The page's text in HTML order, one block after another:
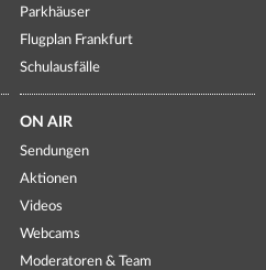
Parkhäuser
Flugplan Frankfurt
Schulausfälle
ON AIR
Sendungen
Aktionen
Videos
Webcams
Moderatoren & Team